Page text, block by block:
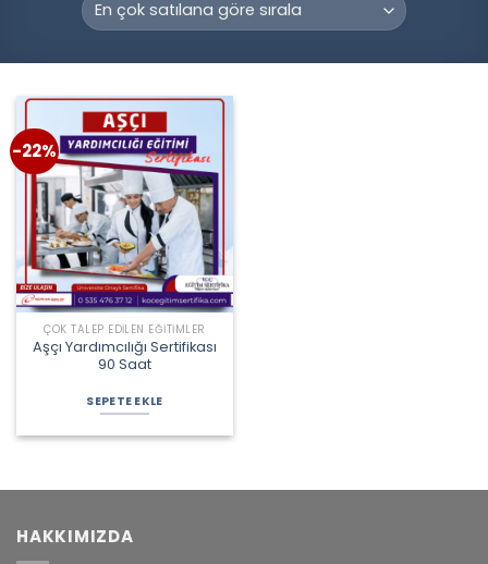
-22%
ÇOK TALEP EDILEN EĞITIMLER
Aşçı Yardımcılığı Sertifikası
90 Saat
fiyat:
1.800,00 ₺.
andaki
fiyat:
1.400,00 ₺.
SEPETE EKLE
HAKKIMIZDA